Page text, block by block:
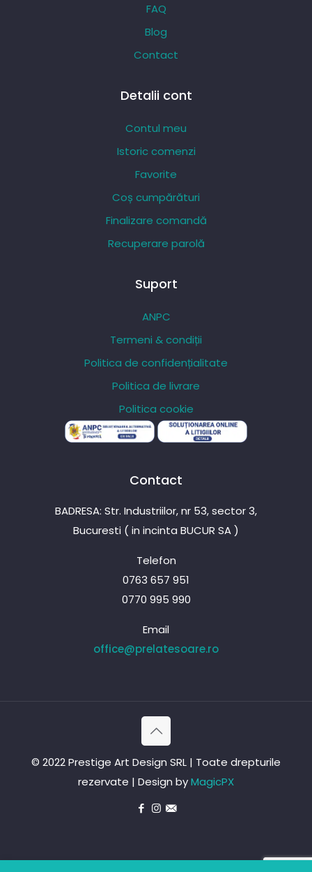
FAQ
Blog
Contact
Detalii cont
Contul meu
Istoric comenzi
Favorite
Coș cumpărături
Finalizare comandă
Recuperare parolă
Suport
ANPC
Termeni & condiții
Politica de confidențialitate
Politica de livrare
Politica cookie
Contact
BADRESA: Str. Industriilor, nr 53, sector 3,
Bucuresti ( in incinta BUCUR SA )
Telefon
0763 657 951
0770 995 990
Email
office@prelatesoare.ro
© 2022 Prestige Art Design SRL | Toate drepturile
rezervate | Design byMagicPX